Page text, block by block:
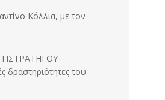
Κόλλια, με τον
δραστηριότητες του